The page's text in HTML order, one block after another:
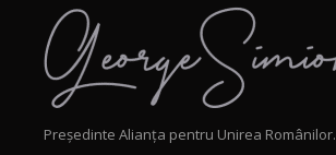
Președinte Alianța pentru Unirea Românilor.